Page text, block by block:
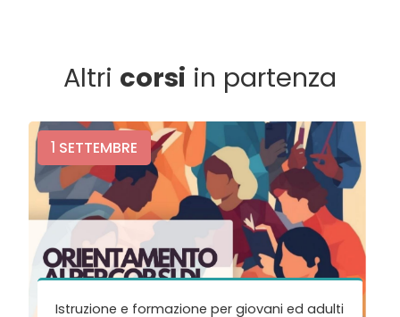
Altri corsi in partenza
1 SETTEMBRE
Istruzione e formazione per giovani ed adulti